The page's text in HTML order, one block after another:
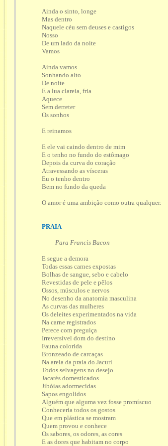
Ainda o sinto, longe
Mas dentro
Naquele céu sem deuses e castigos
Nosso
De um lado da noite
Vamos
Ainda vamos
Sonhando alto
De noite
E a lua clareia, fria
Aquece
Sem derreter
Os sonhos
E reinamos
E ele vai caindo dentro de mim
E o tenho no fundo do estômago
Depois da curva do coração
Atravessando as vísceras
Eu o tenho dentro
Bem no fundo da queda
O amor é uma ambição como outra qualquer.
PRAIA
Para Francis Bacon
E segue a demora
Todas essas carnes expostas
Bolhas de sangue, sebo e cabelo
Revestidas de pele e pêlos
Ossos, músculos e nervos
No desenho da anatomia masculina
As curvas das mulheres
Os deleites experimentados na vida
Na carne registrados
Perece com preguiça
Irreversível dom do destino
Fauna colorida
Bronzeado de carcaças
Na areia da praia do Jacuri
Todos selvagens no desejo
Jacarés domesticados
Jibóias adormecidas
Sapos engolidos
Alguém que alguma vez fosse promíscuo
Conheceria todos os gostos
Que em plástica se mostram
Quem provou e conhece
Os sabores, os odores, as cores
E as dores que habitam no corpo